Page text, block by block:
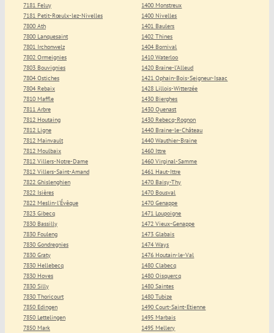
7181 Feluy
7181 Petit-Rœulx-lez-Nivelles
7800 Ath
7800 Lanquesaint
7801 Irchonwelz
7802 Ormeignies
7803 Bouvignies
7804 Ostiches
7804 Rebaix
7810 Maffle
7811 Arbre
7812 Houtaing
7812 Ligne
7812 Mainvault
7812 Moulbaix
7812 Villers-Notre-Dame
7812 Villers-Saint-Amand
7822 Ghislenghien
7822 Isières
7822 Meslin-l’Évêque
7823 Gibecq
7830 Bassilly
7830 Fouleng
7830 Gondregnies
7830 Graty
7830 Hellebecq
7830 Hoves
7830 Silly
7830 Thoricourt
7850 Edingen
7850 Lettelingen
7850 Mark
1400 Monstreux
1400 Nivelles
1401 Baulers
1402 Thines
1404 Bornival
1410 Waterloo
1420 Braine-l’Alleud
1421 Ophain-Bois-Seigneur-Isaac
1428 Lillois-Witterzée
1430 Bierghes
1430 Quenast
1430 Rebecq-Rognon
1440 Braine-le-Château
1440 Wauthier-Braine
1460 Ittre
1460 Virginal-Samme
1461 Haut-Ittre
1470 Baisy-Thy
1470 Bousval
1470 Genappe
1471 Loupoigne
1472 Vieux-Genappe
1473 Glabais
1474 Ways
1476 Houtain-le-Val
1480 Clabecq
1480 Oisquercq
1480 Saintes
1480 Tubize
1490 Court-Saint-Etienne
1495 Marbais
1495 Mellery